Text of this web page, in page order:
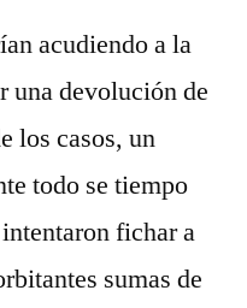
acudiendo a la
una devolución de
los casos, un
todo se tiempo
fichar a
sumas de